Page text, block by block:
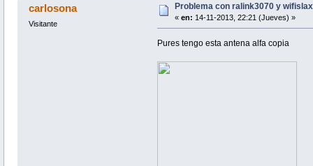
carlosona
Visitante
Problema con ralink3070 y
« en: 14-11-2013, 22:21 (Jueves) »
Pures tengo esta antena alfa copia